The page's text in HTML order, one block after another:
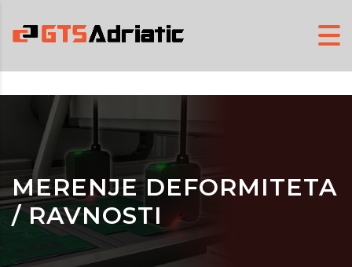
MERENJE DEFORMITETA
/ RAVNOSTI